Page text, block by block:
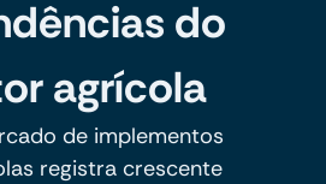
do
agrícola
de implementos
registra crescente